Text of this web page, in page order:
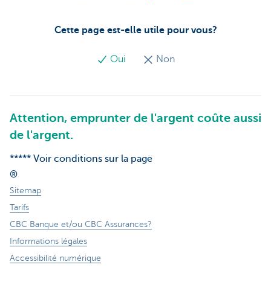
Cette page est-elle utile pour vous?
Oui Non
Attention, emprunter de l'argent coûte aussi
de l'argent.
***** Voir conditions sur la page
®
Sitemap
Tarifs
CBC Banque et/ou CBC Assurances?
Informations légales
Accessibilité numérique